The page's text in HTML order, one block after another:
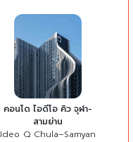
คอนโด ไอดีโอ คิว จุฬา-
สามย่าน
Ideo Q Chula–Samyan